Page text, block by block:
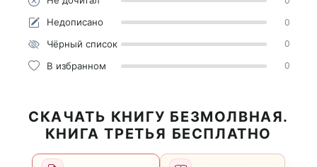
Недописано 0
Чёрный список 0
В избранном 0
СКАЧАТЬ КНИГУ БЕЗМОЛВНАЯ.
КНИГА ТРЕТЬЯ БЕСПЛАТНО